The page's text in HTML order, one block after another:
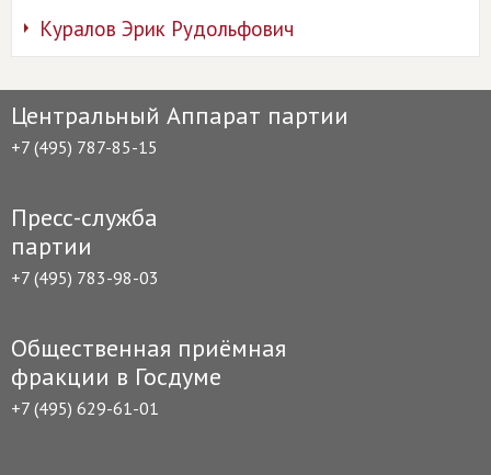
Куралов Эрик Рудольфович
Центральный Аппарат партии
+7 (495) 787-85-15
Пресс-служба
партии
+7 (495) 783-98-03
Общественная приёмная
фракции в Госдуме
+7 (495) 629-61-01